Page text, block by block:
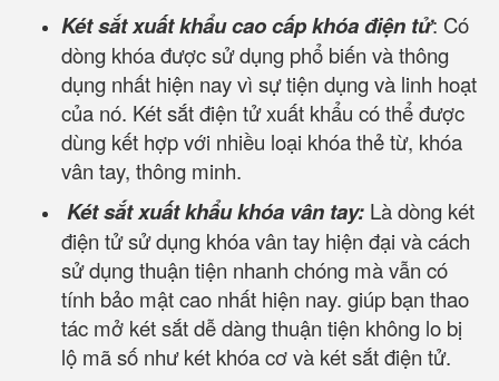
Két sắt xuất khẩu cao cấp khóa điện tử: Có
dòng khóa được sử dụng phổ biến và thông
dụng nhất hiện nay vì sự tiện dụng và linh hoạt
của nó. Két sắt điện tử xuất khẩu có thể được
dùng kết hợp với nhiều loại khóa thẻ từ, khóa
vân tay, thông minh.
Két sắt xuất khẩu khóa vân tay: Là dòng két
điện tử sử dụng khóa vân tay hiện đại và cách
sử dụng thuận tiện nhanh chóng mà vẫn có
tính bảo mật cao nhất hiện nay. giúp bạn thao
tác mở két sắt dễ dàng thuận tiện không lo bị
lộ mã số như két khóa cơ và két sắt điện tử.